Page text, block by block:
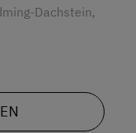
Dachstein,